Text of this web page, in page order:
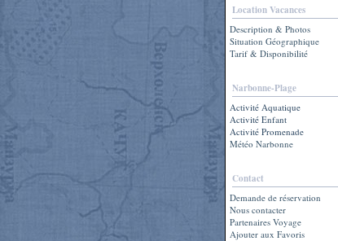
Location Vacances
Description & Photos
Situation Géographique
Tarif & Disponibilité
Narbonne-Plage
Activité Aquatique
Activité Enfant
Activité Promenade
Météo Narbonne
Contact
Demande de réservation
Nous contacter
Partenaires Voyage
Ajouter aux Favoris